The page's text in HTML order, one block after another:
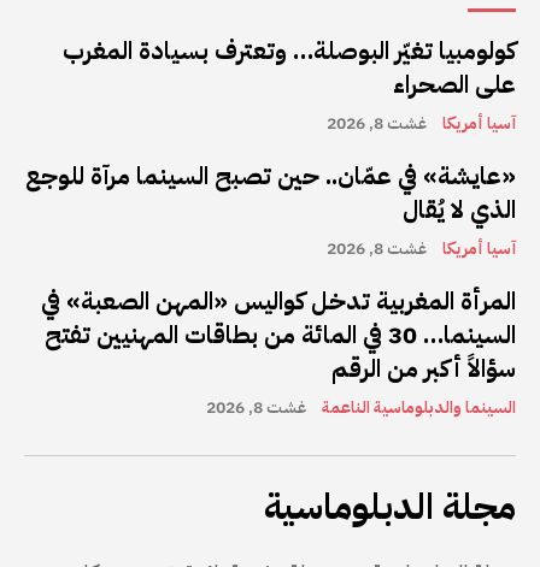
كولومبيا تغيّر البوصلة… وتعترف بسيادة المغرب
على الصحراء
آسيا أمريكا غشت 8, 2026
«عايشة» في عمّان.. حين تصبح السينما مرآة للوجع
الذي لا يُقال
آسيا أمريكا غشت 8, 2026
المرأة المغربية تدخل كواليس «المهن الصعبة» في
السينما… 30 في المائة من بطاقات المهنيين تفتح
سؤالاً أكبر من الرقم
السينما والدبلوماسية الناعمة غشت 8, 2026
مجلة الدبلوماسية